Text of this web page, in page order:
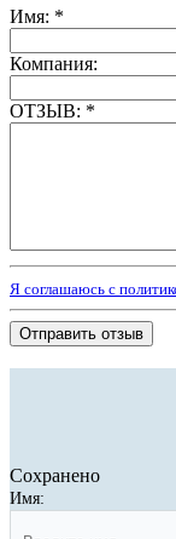
Имя: *
Компания:
ОТЗЫВ: *
Я соглашаюсь с
Отправить отзыв
Сохранено
Имя: